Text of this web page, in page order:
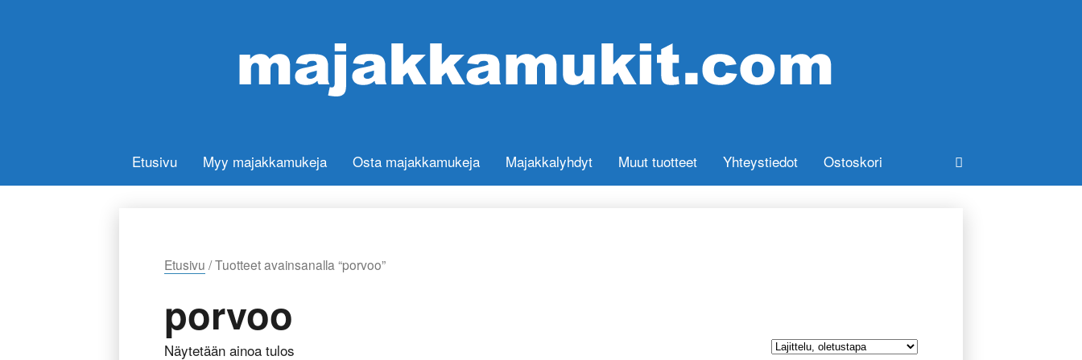
Etusivu Myy majakkamukeja Osta majakkamukeja Majakkalyhdyt Muut tuotteet Yhteystiedot Ostoskori
Etusivu / Tuotteet avainsanalla “porvoo”
porvoo
Näytetään ainoa tulos